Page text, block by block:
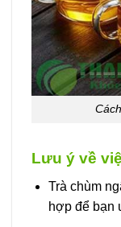
Lưu ý về
Trà chùm
hợp để bạn